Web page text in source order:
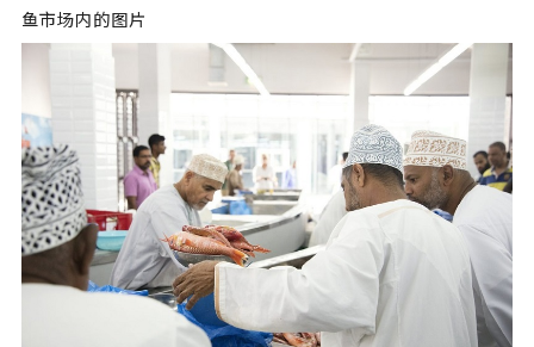
鱼市场内的图片